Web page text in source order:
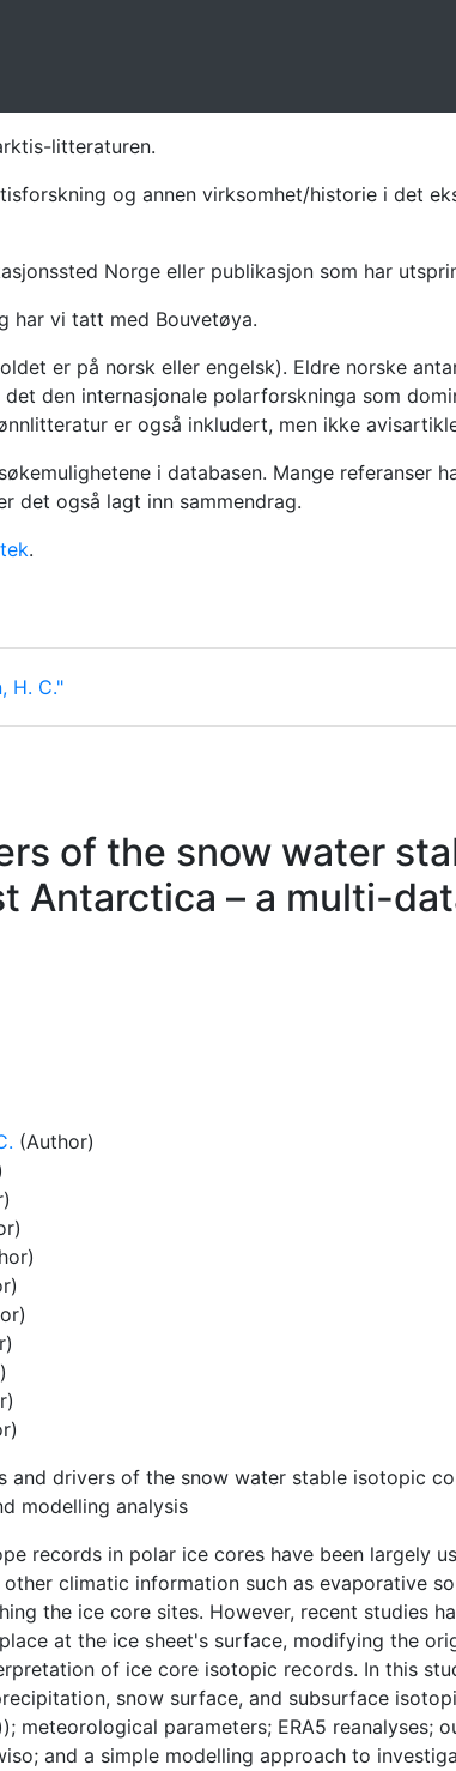
litteraturen.
og annen virksomhet/historie i det
Norge eller publikasjon som har
har vi tatt med Bouvetøya.
er på norsk eller engelsk). Eldre norske
den internasjonale polarforskninga som
er også inkludert, men ikke
i databasen. Mange referanser
det også lagt inn sammendrag.
.
H. C."
of the snow water
Antarctica – a multi-
(Author)
and drivers of the snow water stable isotopic
modelling analysis
records in polar ice cores have been largely
climatic information such as evaporative
the ice core sites. However, recent studies
at the ice sheet's surface, modifying the
of ice core isotopic records. In this
snow surface, and subsurface
meteorological parameters; ERA5 reanalyses;
and a simple modelling approach to